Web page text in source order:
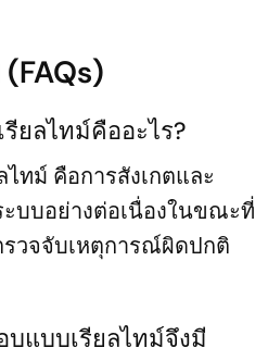
ยลไทม์คืออะไร?
ทม์ คือการสังเกตและ
ะบบอย่างต่อเนื่องในขณะที่
วจจับเหตุการณ์ผิดปกติ
บแบบเรียลไทม์จึงมี